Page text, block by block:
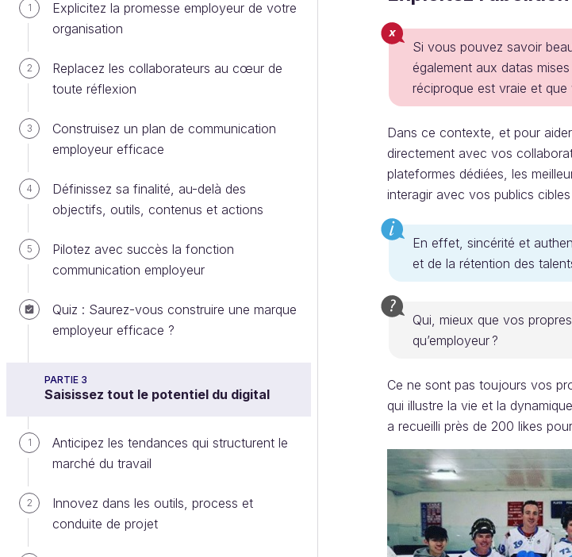
1
Explicitez la promesse employeur de votre
organisation
2
Replacez les collaborateurs au cœur de
toute réflexion
3
Construisez un plan de communication
employeur efficace
4
Définissez sa finalité, au-delà des
objectifs, outils, contenus et actions
5
Pilotez avec succès la fonction
communication employeur
Quiz : Saurez-vous construire une marque
employeur efficace ?
PARTIE 3
Saisissez tout le potentiel du digital
1
Anticipez les tendances qui structurent le
marché du travail
2
Innovez dans les outils, process et
conduite de projet
Si vous pouvez savoir
également aux datas
réciproque est vraie et
Dans ce contexte, et pour
directement avec vos
plateformes dédiées, les
interagir avec vos publics cibles
En effet, sincérité et
et de la rétention des
Qui, mieux que vos
qu’employeur ?
Ce ne sont pas toujours vos
qui illustre la vie et la
a recueilli près de 200 likes